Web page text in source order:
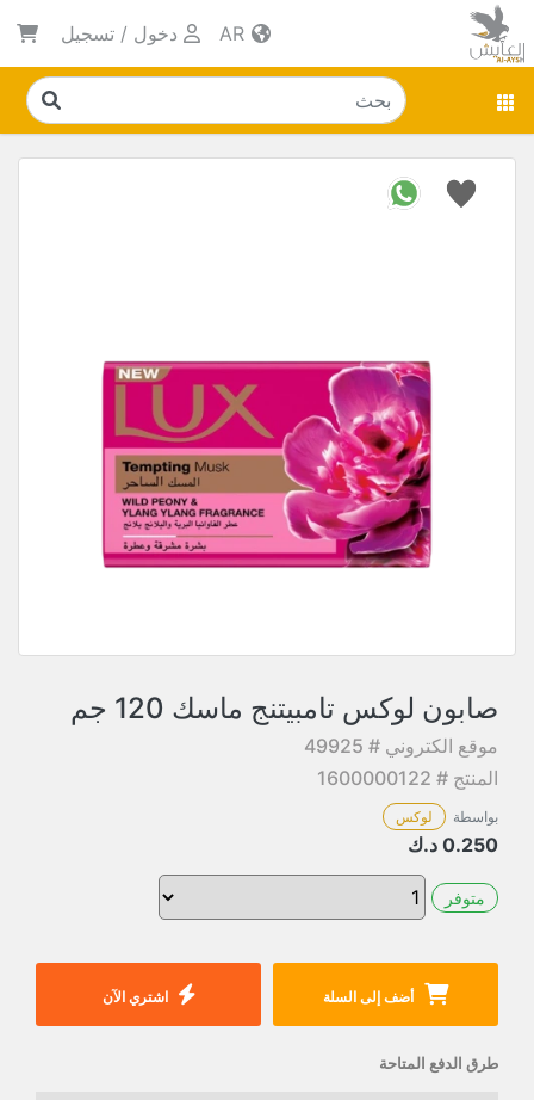
دخول / تسجيل
صابون لوكس تامبيتنج ماسك 120 جم
موقع الكتروني # 49925
المنتج # 1600000122
بواسطة لوكس
0.250 د.ك
متوفر
أضف إلى السلة اشتري الآن
طرق الدفع المتاحة